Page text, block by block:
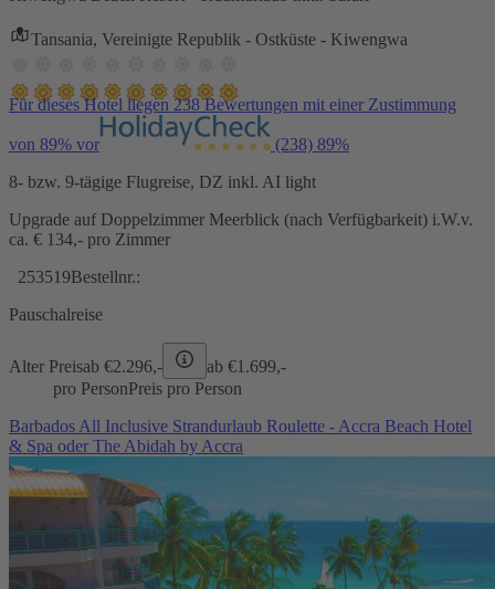
Tansania, Vereinigte Republik - Ostküste - Kiwengwa
Für dieses Hotel liegen 238 Bewertungen mit einer Zustimmung
von 89% vor (238) 89%
8- bzw. 9-tägige Flugreise, DZ inkl. AI light
Upgrade auf Doppelzimmer Meerblick (nach Verfügbarkeit) i.W.v.
ca. € 134,- pro Zimmer
253519Bestellnr.:
Pauschalreise
Alter Preisab €2.296,- ab €1.699,-
pro PersonPreis pro Person
Barbados All Inclusive Strandurlaub Roulette - Accra Beach Hotel
& Spa oder The Abidah by Accra